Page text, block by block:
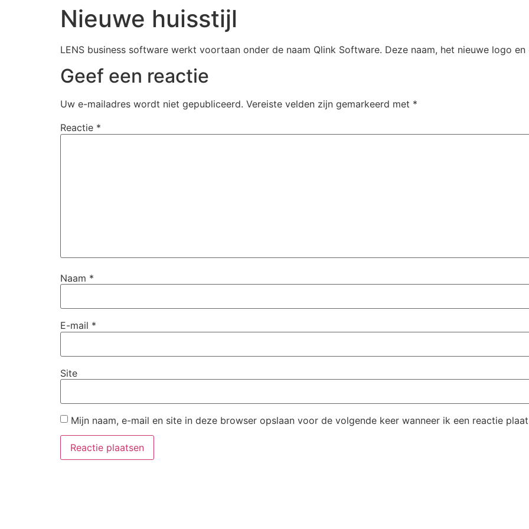
Nieuwe huisstijl
LENS business software werkt voortaan onder de naam Qlink Software. Deze naam, het nieuwe logo
Geef een reactie
Uw e-mailadres wordt niet gepubliceerd. Vereiste velden zijn gemarkeerd met *
Reactie *
Naam *
E-mail *
Site
Mijn naam, e-mail en site in deze browser opslaan voor de volgende keer wanneer ik een reactie